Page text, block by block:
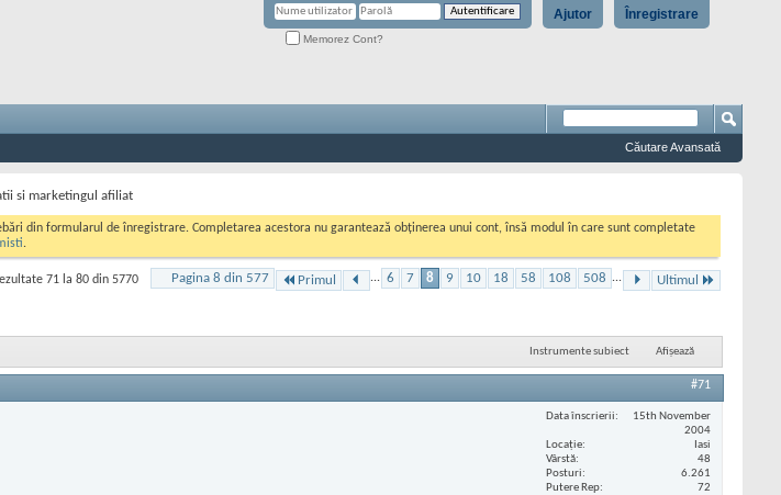
Înregistrare
Ajutor
Memorez Cont?
Căutare Avansată
si marketingul afiliat
din formularul de înregistrare. Completarea acestora nu garantează obținerea unui cont, însă modul în care sunt completate
.
Pagina 8 din 577 Primul ... 6 7 8 9 10 18 58 108 508 ... Ultimul
71 la 80 din 5770
Instrumente subiect Afișează
#71
Data înscrierii
15th November
2004
Locaţie
Iasi
Vârstă
48
Posturi
6.261
Putere Rep
72